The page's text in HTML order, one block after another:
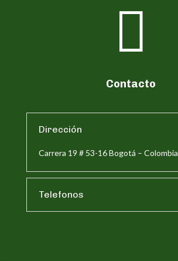

Contacto
Dirección
Carrera 19 # 53-16 Bogotá – Colombia
Telefonos